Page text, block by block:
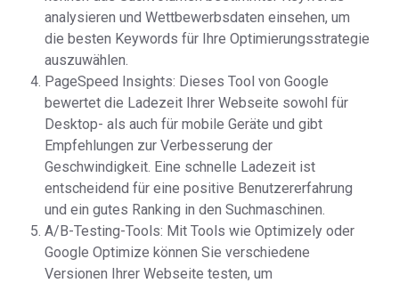
analysieren und Wettbewerbsdaten einsehen, um
die besten Keywords für Ihre Optimierungsstrategie
auszuwählen.
PageSpeed Insights: Dieses Tool von Google
bewertet die Ladezeit Ihrer Webseite sowohl für
Desktop- als auch für mobile Geräte und gibt
Empfehlungen zur Verbesserung der
Geschwindigkeit. Eine schnelle Ladezeit ist
entscheidend für eine positive Benutzererfahrung
und ein gutes Ranking in den Suchmaschinen.
A/B-Testing-Tools: Mit Tools wie Optimizely oder
Google Optimize können Sie verschiedene
Versionen Ihrer Webseite testen, um